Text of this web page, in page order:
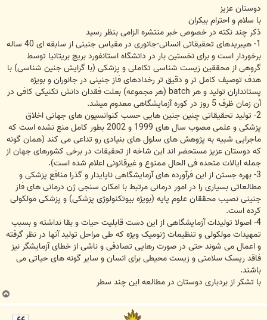
ت
دوستان عزیز
با سلام و احترام بیکران
ذکر چند نکته در خصوص خبر منتشره الزامی بنظر رسید
1- هیبریدهای تحقیقاتی انسانی-جانوری در مقیاس جنینی از سابقه ای 40 ساله
برخوردار است و برای نخستین بار در دانشگاه استانفورد بریج بریتانیا توسط
گروهی از محققین زیست شناسی تکاملی و پزشکی (با گرایش جنین شناسی) با
هدف توصیف کامل تر و دقیق تر رخدادهای فاز جنینی در جانوران و بویژه
پستانداران تولید و هر batch (هر مجموعه) بعلت فقدان دانش تکنیکی کافی در
آن زمان ظرف 5 روز در کوره آزمایشگاهی معدوم میشد.
2- تولید تحقیقاتی چنین جنین هایی حسب کنوانسیون های جهانی اخلاق
پزشکی و علمی مصوب سال های 1999 و 2002 بطور کامل منع نشده است که
ماجرایی شبیه به پژوهش های سلول های بنیادی رو تداعی می کند (همان گونه
که دوستان عزیز مستحضر اند این شاخه از تحقیقات در برخی کشورهای جهان از
جمله ایالات متحده فی الحال ممنوع و غیرقانونی اعلام شده است).
3- بهره جستن از این فرآورده های آزمایشگاهی ناپایدار و گذرا منافع پزشکی و
مطالعاتی بسیاری را در امور درمانی مرتبط با امکان سنجی ژن درمانی های فاز
جنینی نصیب محققان علوم پایه (بویژه بیوتکنولوژی پزشکی) و پزشکی مولکولی
کرده است.
4- اصولا تولیدات آزمایشگاهی از این دست قابلیت حیات و بقا نداشته و بسبب
تمهیدات مولکولی و تنظیمات ژنومیک ویژه که طی مراحل تولید آنها در نظر گرفته
و اعمال می شوند حتی در صورت رهایی تصادفی و ناشی از خطای آزمایشگر نیز
فاقد ریسک سلامتی و زیست محیطی برای انسان و سایر گونه های حیاتی می
باشند.
با تشکر از بردباری دوستان در مطالعه این چند سطر